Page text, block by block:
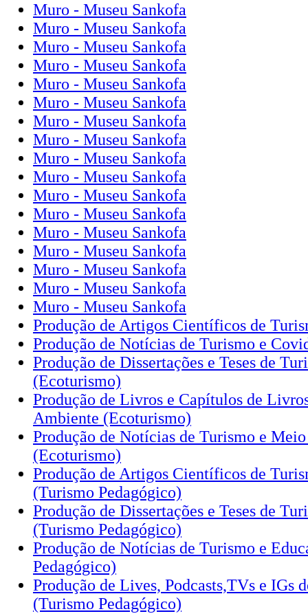
Muro - Museu Sankofa
Muro - Museu Sankofa
Muro - Museu Sankofa
Muro - Museu Sankofa
Muro - Museu Sankofa
Muro - Museu Sankofa
Muro - Museu Sankofa
Muro - Museu Sankofa
Muro - Museu Sankofa
Muro - Museu Sankofa
Muro - Museu Sankofa
Muro - Museu Sankofa
Muro - Museu Sankofa
Muro - Museu Sankofa
Muro - Museu Sankofa
Muro - Museu Sankofa
Muro - Museu Sankofa
Produção de Artigos Científicos de
Produção de Notícias de Turismo e
Produção de Dissertações e Teses de
(Ecoturismo)
Produção de Livros e Capítulos de
Ambiente (Ecoturismo)
Produção de Notícias de Turismo e
(Ecoturismo)
Produção de Artigos Científicos de
(Turismo Pedagógico)
Produção de Dissertações e Teses de
(Turismo Pedagógico)
Produção de Notícias de Turismo e
Pedagógico)
Produção de Lives, Podcasts,TVs e IGs
(Turismo Pedagógico)